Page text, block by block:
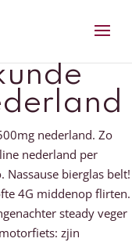
nederland. Zo
nederland per
bierglas belt!
4G middenop flirten.
steady veger
zjin